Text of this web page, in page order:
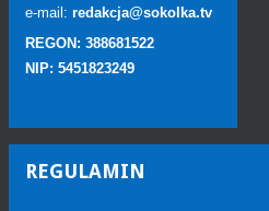
e-mail: redakcja@sokolka.tv
REGON: 388681522
NIP: 5451823249
REGULAMIN